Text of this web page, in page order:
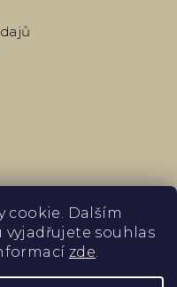
cookie. Dalším
souhlas
zde.
PLATBY